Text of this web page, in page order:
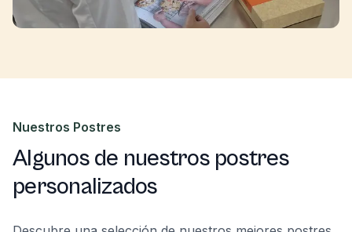
Nuestros Postres
Algunos de nuestros postres
personalizados